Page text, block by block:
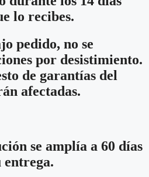
lo recibes.
pedido, no se
por desistimiento.
de garantías del
afectadas.
se amplía a 60 días
entrega.